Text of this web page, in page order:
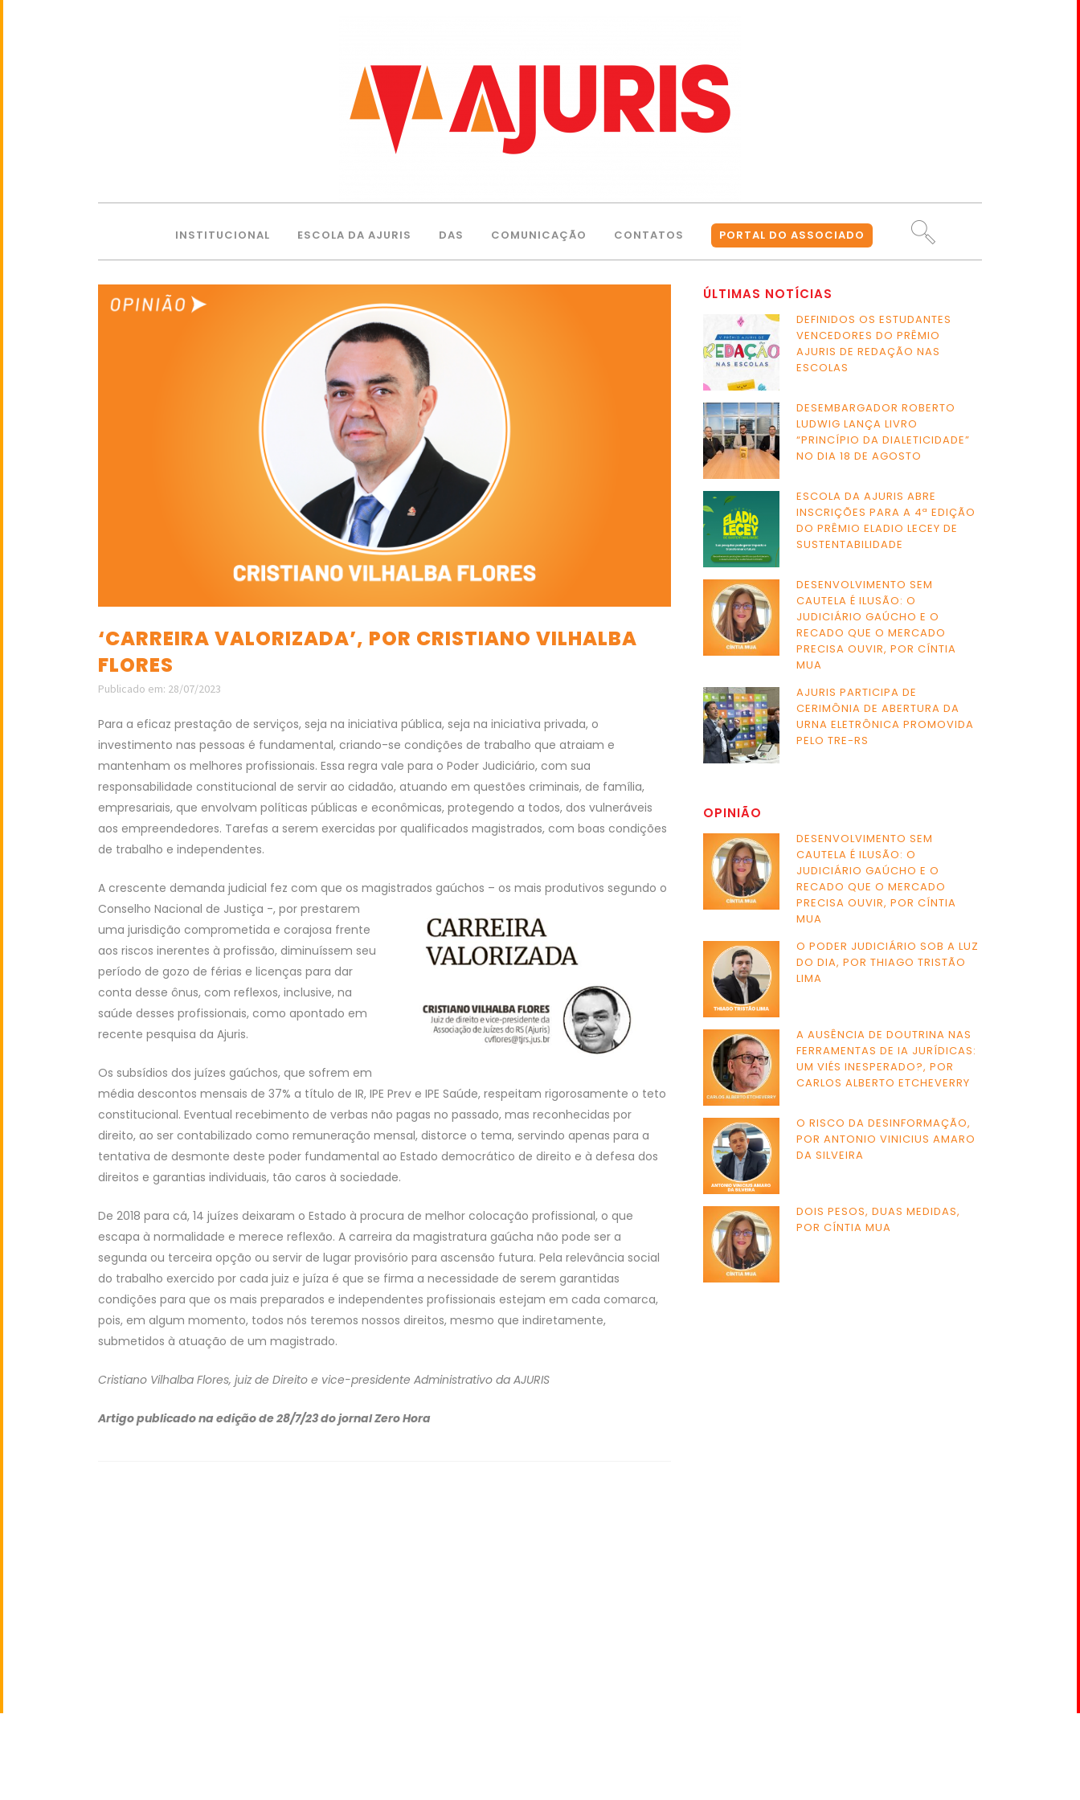
INSTITUCIONAL ESCOLA DA AJURIS DAS COMUNICAÇÃO CONTATOS PORTAL DO ASSOCIADO
‘CARREIRA VALORIZADA’, POR CRISTIANO VILHALBA
FLORES
Publicado em: 28/07/2023
Para a eficaz prestação de serviços, seja na iniciativa pública, seja na iniciativa privada, o
investimento nas pessoas é fundamental, criando-se condições de trabalho que atraiam e
mantenham os melhores profissionais. Essa regra vale para o Poder Judiciário, com sua
responsabilidade constitucional de servir ao cidadão, atuando em questões criminais, de família,
empresariais, que envolvam políticas públicas e econômicas, protegendo a todos, dos vulneráveis
aos empreendedores. Tarefas a serem exercidas por qualificados magistrados, com boas condições
de trabalho e independentes.
A crescente demanda judicial fez com que os magistrados gaúchos – os mais produtivos segundo o
Conselho Nacional de Justiça -, por prestarem
uma jurisdição comprometida e corajosa frente
aos riscos inerentes à profissão, diminuíssem seu
período de gozo de férias e licenças para dar
conta desse ônus, com reflexos, inclusive, na
saúde desses profissionais, como apontado em
recente pesquisa da Ajuris.
Os subsídios dos juízes gaúchos, que sofrem em
média descontos mensais de 37% a título de IR, IPE Prev e IPE Saúde, respeitam rigorosamente o teto
constitucional. Eventual recebimento de verbas não pagas no passado, mas reconhecidas por
direito, ao ser contabilizado como remuneração mensal, distorce o tema, servindo apenas para a
tentativa de desmonte deste poder fundamental ao Estado democrático de direito e à defesa dos
direitos e garantias individuais, tão caros à sociedade.
De 2018 para cá, 14 juízes deixaram o Estado à procura de melhor colocação profissional, o que
escapa à normalidade e merece reflexão. A carreira da magistratura gaúcha não pode ser a
segunda ou terceira opção ou servir de lugar provisório para ascensão futura. Pela relevância social
do trabalho exercido por cada juiz e juíza é que se firma a necessidade de serem garantidas
condições para que os mais preparados e independentes profissionais estejam em cada comarca,
pois, em algum momento, todos nós teremos nossos direitos, mesmo que indiretamente,
submetidos à atuação de um magistrado.
Cristiano Vilhalba Flores, juiz de Direito e vice-presidente Administrativo da AJURIS
Artigo publicado na edição de 28/7/23 do jornal Zero Hora
ÚLTIMAS NOTÍCIAS
DEFINIDOS OS ESTUDANTES
VENCEDORES DO PRÊMIO
AJURIS DE REDAÇÃO NAS
ESCOLAS
DESEMBARGADOR ROBERTO
LUDWIG LANÇA LIVRO
“PRINCÍPIO DA DIALETICIDADE”
NO DIA 18 DE AGOSTO
ESCOLA DA AJURIS ABRE
INSCRIÇÕES PARA A 4ª EDIÇÃO
DO PRÊMIO ELADIO LECEY DE
SUSTENTABILIDADE
DESENVOLVIMENTO SEM
CAUTELA É ILUSÃO: O
JUDICIÁRIO GAÚCHO E O
RECADO QUE O MERCADO
PRECISA OUVIR, POR CÍNTIA
MUA
AJURIS PARTICIPA DE
CERIMÔNIA DE ABERTURA DA
URNA ELETRÔNICA PROMOVIDA
PELO TRE-RS
OPINIÃO
DESENVOLVIMENTO SEM
CAUTELA É ILUSÃO: O
JUDICIÁRIO GAÚCHO E O
RECADO QUE O MERCADO
PRECISA OUVIR, POR CÍNTIA
MUA
O PODER JUDICIÁRIO SOB A LUZ
DO DIA, POR THIAGO TRISTÃO
LIMA
A AUSÊNCIA DE DOUTRINA NAS
FERRAMENTAS DE IA JURÍDICAS:
UM VIÉS INESPERADO?, POR
CARLOS ALBERTO ETCHEVERRY
O RISCO DA DESINFORMAÇÃO,
POR ANTONIO VINICIUS AMARO
DA SILVEIRA
DOIS PESOS, DUAS MEDIDAS,
POR CÍNTIA MUA